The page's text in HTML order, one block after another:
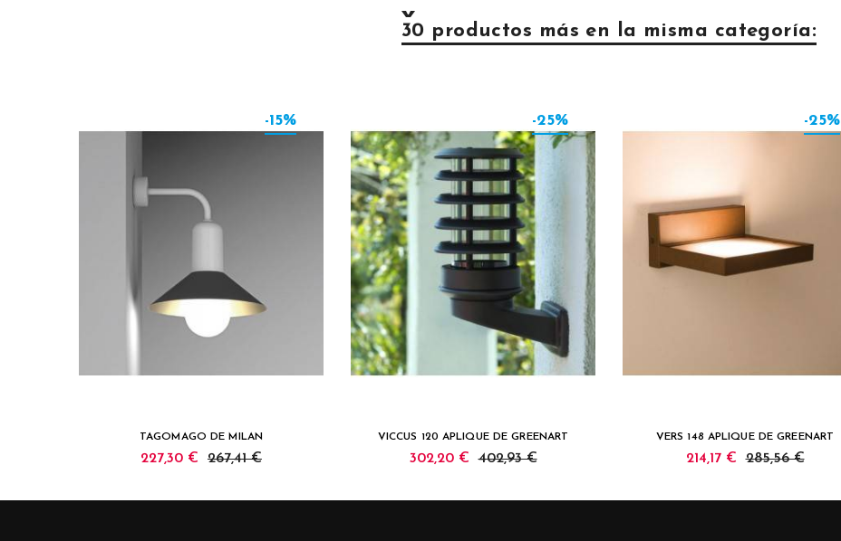
30 productos más en la misma categoría:
-15%
TAGOMAGO DE MILAN
227,30 € 267,41 €
-25%
VICCUS 120 APLIQUE DE GREENART
302,20 € 402,93 €
-25%
VERS 148 APLIQUE DE GREENART
214,17 € 285,56 €